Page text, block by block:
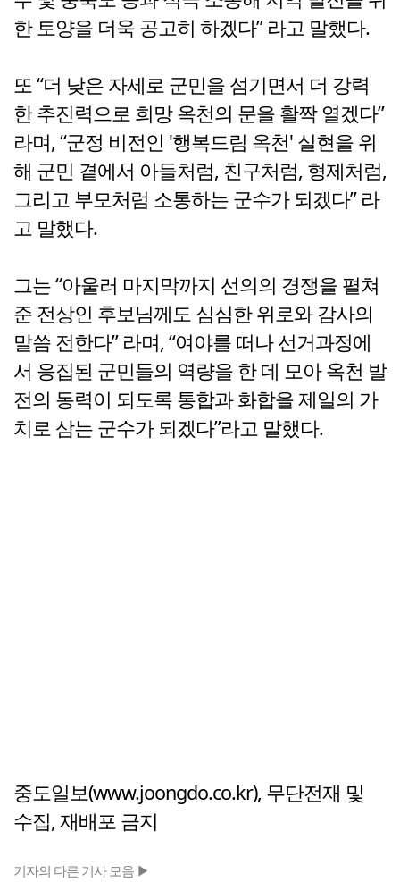
한 토양을 더욱 공고히 하겠다” 라고 말했다.
또 “더 낮은 자세로 군민을 섬기면서 더 강력
한 추진력으로 희망 옥천의 문을 활짝 열겠다”
라며, “군정 비전인 '행복드림 옥천' 실현을 위
해 군민 곁에서 아들처럼, 친구처럼, 형제처럼,
그리고 부모처럼 소통하는 군수가 되겠다” 라
고 말했다.
그는 “아울러 마지막까지 선의의 경쟁을 펼쳐
준 전상인 후보님께도 심심한 위로와 감사의
말씀 전한다” 라며, “여야를 떠나 선거과정에
서 응집된 군민들의 역량을 한 데 모아 옥천 발
전의 동력이 되도록 통합과 화합을 제일의 가
치로 삼는 군수가 되겠다”라고 말했다.
중도일보(www.joongdo.co.kr), 무단전재 및
수집, 재배포 금지
기자의 다른 기사 모음 ▶